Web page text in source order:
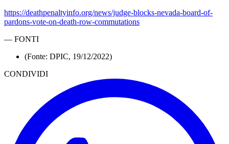
https://deathpenaltyinfo.org/news/judge-blocks-nevada-board-of-
pardons-vote-on-death-row-commutations
— FONTI
(Fonte: DPIC, 19/12/2022)
CONDIVIDI